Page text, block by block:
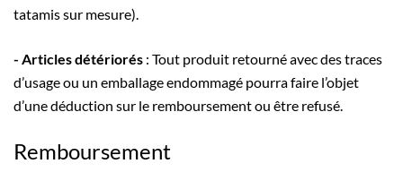
tatamis sur mesure).
- Articles détériorés : Tout produit retourné avec des traces
d’usage ou un emballage endommagé pourra faire l’objet
d’une déduction sur le remboursement ou être refusé.
Remboursement